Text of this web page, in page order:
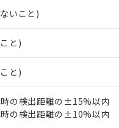
いこと)
と)
と)
の検出距離の±15%以内
の検出距離の±10%以内
販売店や当社販売拠点は「
準価格結果を当社の事前の
部品リスト作成サービス
ます。
サービスに関するお客様
者とは、"個人情報の共同
などにより、予定月が前
ウンロード
ウンロードすることができ
物質）のすべてが基準値以
況下において有害物質が外
当社販売部門へお問い合わ
品を第三者に販売する場合
先および販売に係わる関
合意する
たないが在庫あり
新の在庫状況については、
当社販売員にご確認くださ
、また在庫状況の情報を公